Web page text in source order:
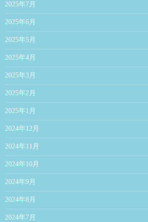
2025年7月
2025年6月
2025年5月
2025年4月
2025年3月
2025年2月
2025年1月
2024年12月
2024年11月
2024年10月
2024年9月
2024年8月
2024年7月